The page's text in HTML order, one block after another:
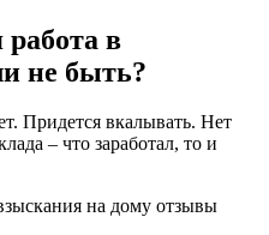
в
не быть?
Придется вкалывать. Нет
– что заработал, то и